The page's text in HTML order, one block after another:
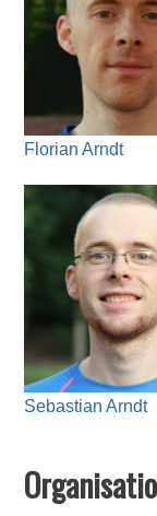
Florian Arndt
Sebastian Arndt